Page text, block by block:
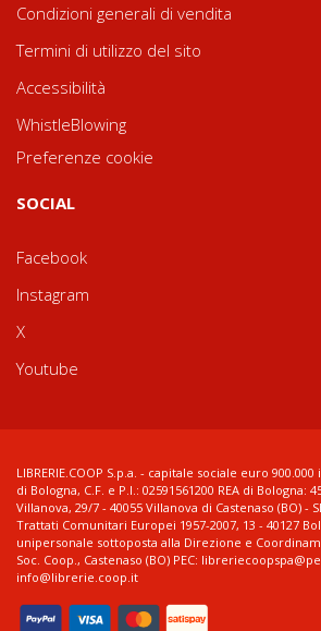
Condizioni generali di vendita
Termini di utilizzo del sito
Accessibilità
WhistleBlowing
Preferenze cookie
SOCIAL
Facebook
Instagram
X
Youtube
LIBRERIE.COOP S.p.a. - capitale sociale euro
di Bologna, C.F. e P.I.: 02591561200 REA di Bologna:
Villanova, 29/7 - 40055 Villanova di Castenaso (BO) -
Trattati Comunitari Europei 1957-2007, 13 - 40127
unipersonale sottoposta alla Direzione e
Soc. Coop., Castenaso (BO) PEC:
info@librerie.coop.it